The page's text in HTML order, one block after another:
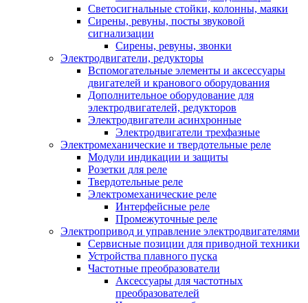
Светосигнальные стойки, колонны, маяки
Сирены, ревуны, посты звуковой
сигнализации
Сирены, ревуны, звонки
Электродвигатели, редукторы
Вспомогательные элементы и аксессуары
двигателей и кранового оборудования
Дополнительное оборудование для
электродвигателей, редукторов
Электродвигатели асинхронные
Электродвигатели трехфазные
Электромеханические и твердотельные реле
Модули индикации и защиты
Розетки для реле
Твердотельные реле
Электромеханические реле
Интерфейсные реле
Промежуточные реле
Электропривод и управление электродвигателями
Сервисные позиции для приводной техники
Устройства плавного пуска
Частотные преобразователи
Аксессуары для частотных
преобразователей